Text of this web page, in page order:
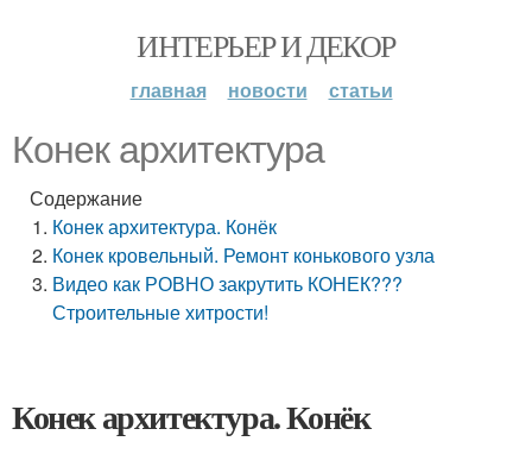
ИНТЕРЬЕР И ДЕКОР
главная новости статьи
Конек архитектура
Содержание
Конек архитектура. Конёк
Конек кровельный. Ремонт конькового узла
Видео как РОВНО закрутить КОНЕК???
Строительные хитрости!
Конек архитектура. Конёк